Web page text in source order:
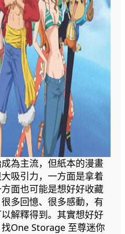
為主流，但紙本的漫畫
吸引力，一方面是拿着
面也可能是想好好收藏
多回憶、很多感動，有
解釋得到。其實想好好
One Storage 至尊迷你